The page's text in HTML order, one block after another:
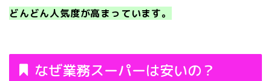
どんどん人気度が高まっています。
なぜ業務スーパーは安いの？